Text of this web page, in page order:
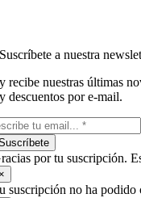
Suscríbete a nuestra
y recibe nuestras últimas
y descuentos por e-mail.
por tu suscripción.
suscripción no ha podido